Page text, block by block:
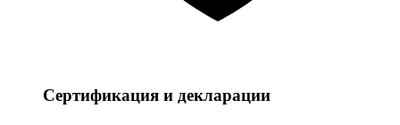
Сертификация и декларации